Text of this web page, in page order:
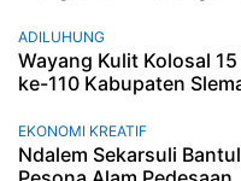
ADILUHUNG
Wayang Kulit Kolosal
ke-110 Kabupaten
EKONOMI KREATIF
Ndalem Sekarsuli